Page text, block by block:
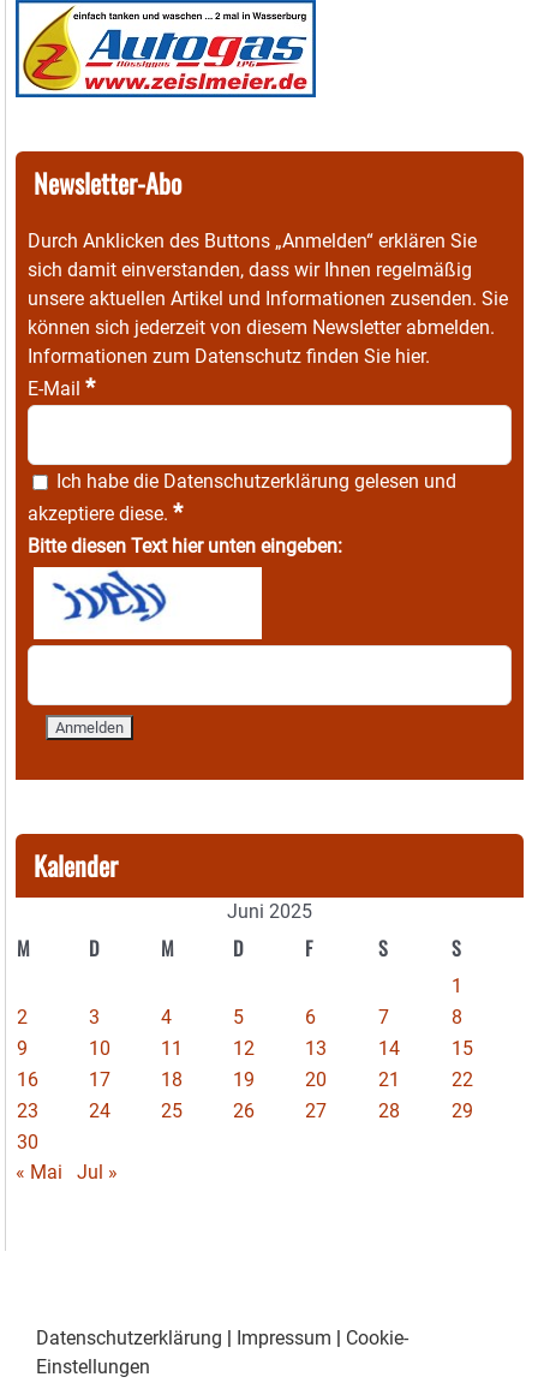
Newsletter-Abo
Durch Anklicken des Buttons „Anmelden“ erklären Sie
sich damit einverstanden, dass wir Ihnen regelmäßig
unsere aktuellen Artikel und Informationen zusenden. Sie
können sich jederzeit von diesem Newsletter abmelden.
Informationen zum Datenschutz finden Sie hier.
E-Mail *
Ich habe die Datenschutzerklärung gelesen und
akzeptiere diese. *
Bitte diesen Text hier unten eingeben:
Kalender
Juni 2025
M D M D F S S
1
2
3 4 5 6 7
8
9
10 11 12 13 14
15
16
17 18 19 20 21
22
23
24 25 26 27 28
29
30
« Mai
Jul »
Datenschutzerklärung | Impressum | Cookie-
Einstellungen